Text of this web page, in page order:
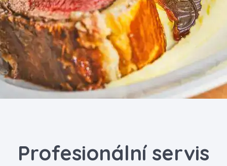
Profesionální servis